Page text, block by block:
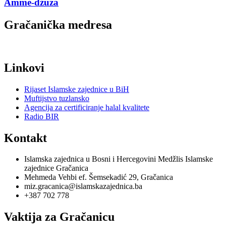
Amme-džuza
Gračanička medresa
Linkovi
Rijaset Islamske zajednice u BiH
Muftijstvo tuzlansko
Agencija za certificiranje halal kvalitete
Radio BIR
Kontakt
Islamska zajednica u Bosni i Hercegovini Medžlis Islamske
zajednice Gračanica
Mehmeda Vehbi ef. Šemsekadić 29, Gračanica
miz.gracanica@islamskazajednica.ba
+387 702 778
Vaktija za Gračanicu